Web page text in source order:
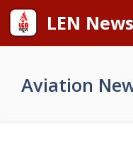
Skip
content
LEN News
Aviation